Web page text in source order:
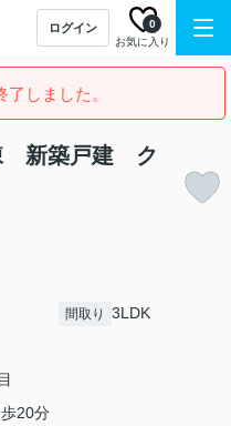
ログイン
お気に入り
0
しました。
新築戸建 ク
間取り 3LDK
歩20分